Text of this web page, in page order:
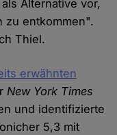
als Alternative vor,
zu entkommen".
Thiel.
erwähnten
New York Times
und identifizierte
5,3 mit